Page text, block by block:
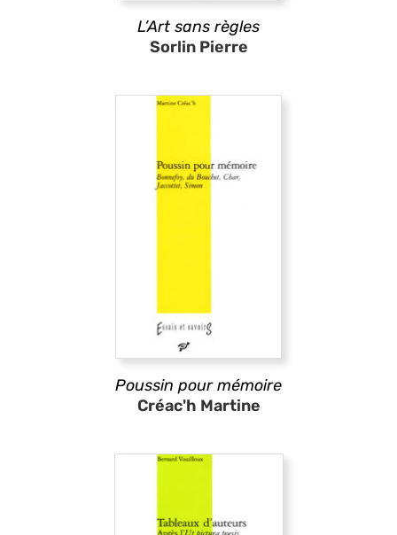
L’Art sans règles
Sorlin Pierre
Poussin pour mémoire
Créac'h Martine